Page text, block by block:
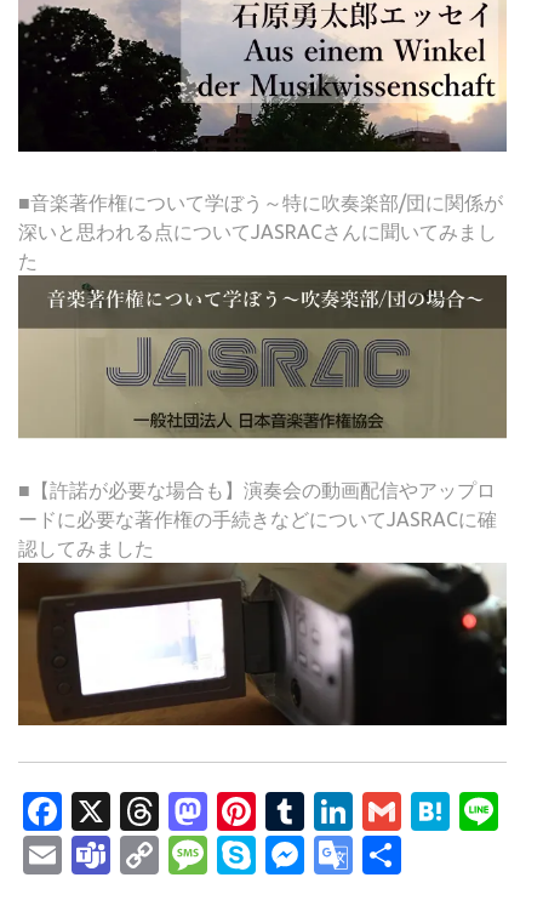
■音楽著作権について学ぼう～特に吹奏楽部/団に関係が
深いと思われる点についてJASRACさんに聞いてみまし
た
■【許諾が必要な場合も】演奏会の動画配信やアップロ
ードに必要な著作権の手続きなどについてJASRACに確
認してみました
Facebook
X Threads
Mastodon
Pinterest
Tumblr
LinkedIn
Gmail
EmailTeams
CopyMessage
SkypeMessenger
Google